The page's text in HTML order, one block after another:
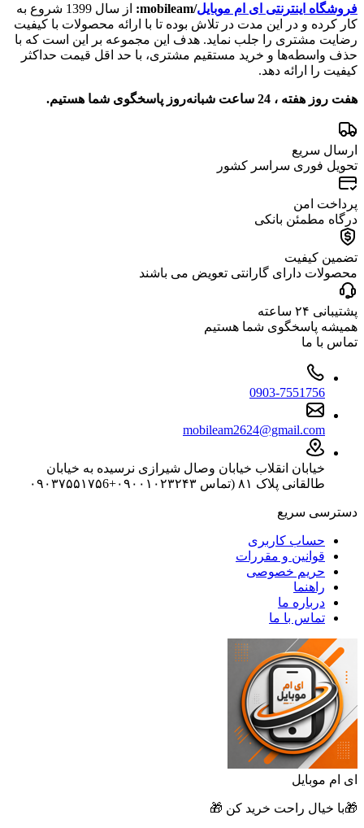
فروشگاه اینترنتی ای ام موبایل/mobileam:
از سال 1399 شروع به
کار کرده و در این مدت در تلاش بوده تا با ارائه محصولات با کیفیت
رضایت مشتری را جلب نماید. هدف این مجموعه بر این است که با
حذف واسطه‌ها و خرید مستقیم مشتری، با حد اقل قیمت حداکثر
کیفیت را ارائه دهد.
هفت روز هفته ، 24 ساعت شبانه‌روز پاسخگوی شما هستیم.
ارسال سریع
تحویل فوری سراسر کشور
پرداخت امن
درگاه مطمئن بانکی
تضمین کیفیت
محصولات دارای گارانتی تعویض می باشند
پشتیبانی ۲۴ ساعته
همیشه پاسخگوی شما هستیم
تماس با ما
0903-7551756
mobileam2624@gmail.com
خیابان انقلاب خیابان وصال شیرازی نرسیده به خیابان
طالقانی پلاک ۸۱ (تماس ۰۹۰۰۱۰۲۳۲۴۳+۰۹۰۳۷۵۵۱۷۵6
دسترسی سریع
حساب کاربری
قوانین و مقررات
حریم خصوصی
راهنما
درباره ما
تماس با ما
ای ام موبایل
🎁با خیال راحت خرید کن 🎁